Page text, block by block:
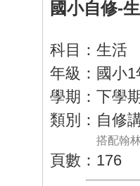
國小自修-
科目：生活
年級：國小1
學期：下學
類別：自修
搭配翰
頁數：176